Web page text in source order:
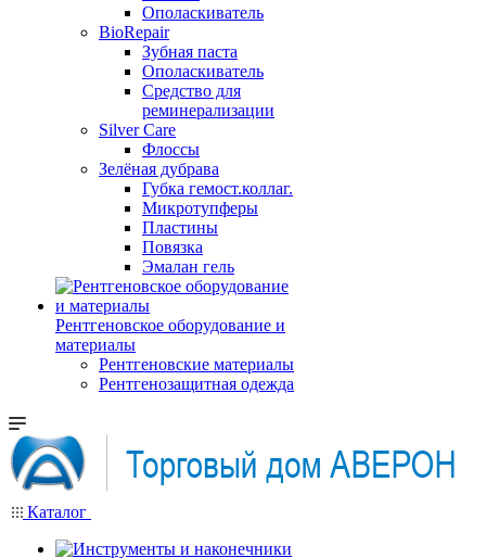
Ополаскиватель
BioRepair
Зубная паста
Ополаскиватель
Средство для
реминерализации
Silver Care
Флоссы
Зелёная дубрава
Губка гемост.коллаг.
Микротупферы
Пластины
Повязка
Эмалан гель
Рентгеновское оборудование и
материалы
Рентгеновские материалы
Рентгенозащитная одежда
Каталог